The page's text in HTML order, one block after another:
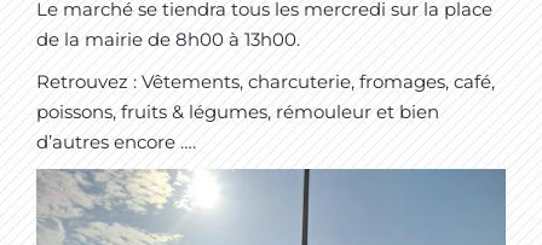
Le marché se tiendra tous les mercredi sur la place
de la mairie de 8h00 à 13h00.
Retrouvez : Vêtements, charcuterie, fromages, café,
poissons, fruits & légumes, rémouleur et bien
d’autres encore ….